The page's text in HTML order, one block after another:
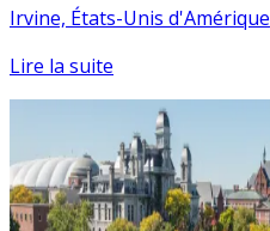
Irvine, États-Unis d'Amérique
Lire la suite